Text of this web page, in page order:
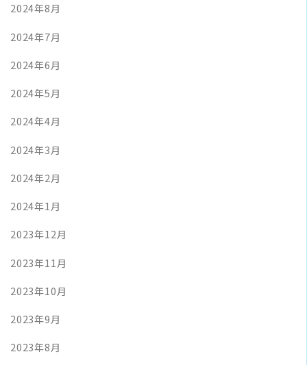
2024年8月
2024年7月
2024年6月
2024年5月
2024年4月
2024年3月
2024年2月
2024年1月
2023年12月
2023年11月
2023年10月
2023年9月
2023年8月